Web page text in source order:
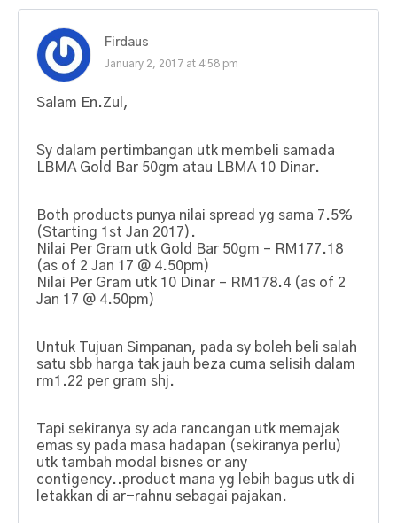
Firdaus
January 2, 2017 at 4:58 pm
Salam En.Zul,
Sy dalam pertimbangan utk membeli samada
LBMA Gold Bar 50gm atau LBMA 10 Dinar.
Both products punya nilai spread yg sama 7.5%
(Starting 1st Jan 2017).
Nilai Per Gram utk Gold Bar 50gm – RM177.18
(as of 2 Jan 17 @ 4.50pm)
Nilai Per Gram utk 10 Dinar – RM178.4 (as of 2
Jan 17 @ 4.50pm)
Untuk Tujuan Simpanan, pada sy boleh beli salah
satu sbb harga tak jauh beza cuma selisih dalam
rm1.22 per gram shj.
Tapi sekiranya sy ada rancangan utk memajak
emas sy pada masa hadapan (sekiranya perlu)
utk tambah modal bisnes or any
contigency..product mana yg lebih bagus utk di
letakkan di ar-rahnu sebagai pajakan.